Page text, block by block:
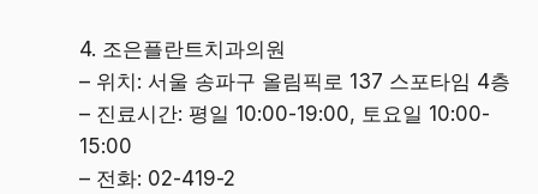
4. 조은플란트치과의원
– 위치: 서울 송파구 올림픽로 137 스포타임 4층
– 진료시간: 평일 10:00-19:00, 토요일 10:00-
15:00
– 전화: 02-419-2